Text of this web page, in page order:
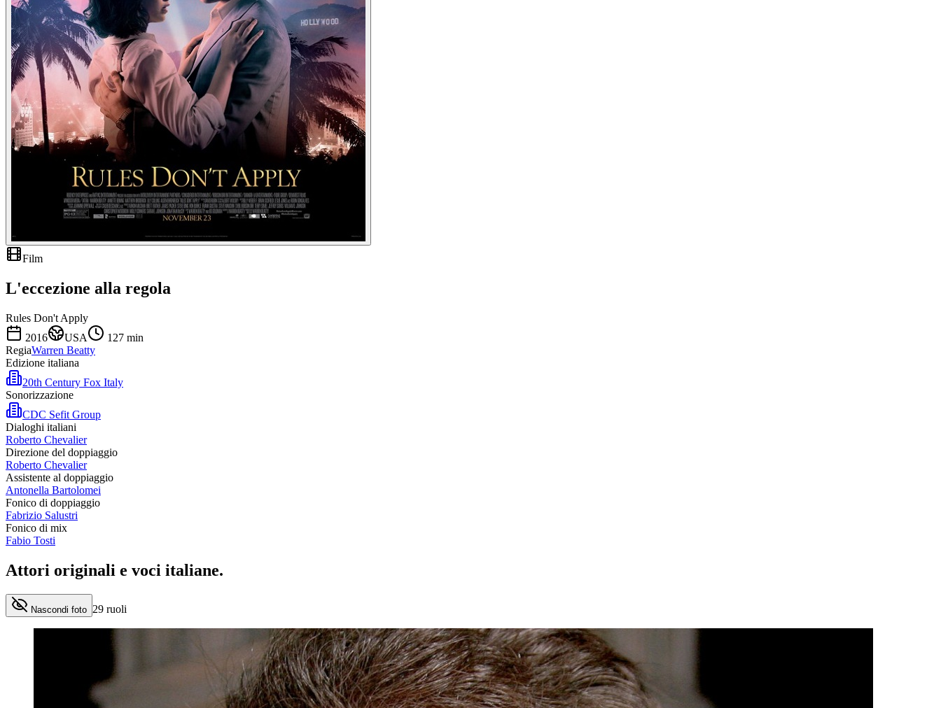
Film
L'eccezione alla regola
Rules Don't Apply
2016
USA 127 min
RegiaWarren Beatty
Edizione italiana
20th Century Fox Italy
Sonorizzazione
CDC Sefit Group
Dialoghi italiani
Roberto Chevalier
Direzione del doppiaggio
Roberto Chevalier
Assistente al doppiaggio
Antonella Bartolomei
Fonico di doppiaggio
Fabrizio Salustri
Fonico di mix
Fabio Tosti
Attori originali e voci italiane.
Nascondi foto 29 ruoli